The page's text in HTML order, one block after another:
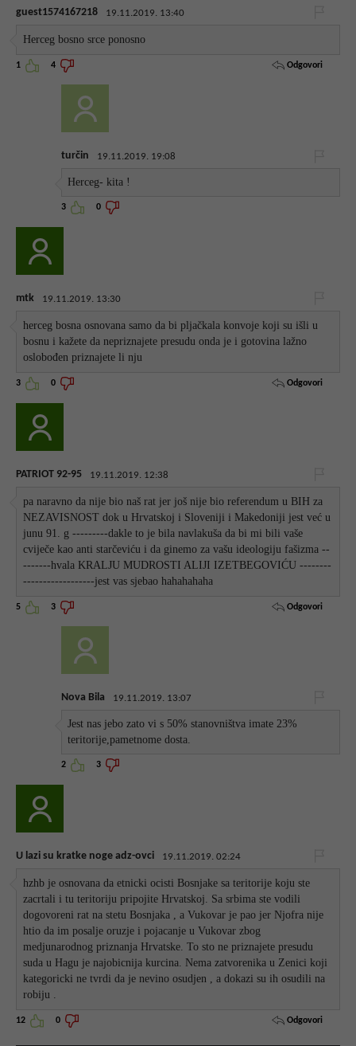
guest1574167218 19.11.2019. 13:40
Herceg bosno srce ponosno
1 4 Odgovori
turčin 19.11.2019. 19:08
Herceg- kita !
3 0
mtk 19.11.2019. 13:30
herceg bosna osnovana samo da bi pljačkala konvoje koji su išli u
bosnu i kažete da nepriznajete presudu onda je i gotovina lažno
oslobođen priznajete li nju
3 0 Odgovori
PATRIOT 92-95 19.11.2019. 12:38
pa naravno da nije bio naš rat jer još nije bio referendum u BIH za
NEZAVISNOST dok u Hrvatskoj i Sloveniji i Makedoniji jest već u
junu 91. g ---------dakle to je bila navlakuša da bi mi bili vaše
cviječe kao anti starčeviću i da ginemo za vašu ideologiju fašizma --
-------hvala KRALJU MUDROSTI ALIJI IZETBEGOVIĆU --------
------------------jest vas sjebao hahahahaha
5 3 Odgovori
Nova Bila 19.11.2019. 13:07
Jest nas jebo zato vi s 50% stanovništva imate 23%
teritorije,pametnome dosta.
2 3
U lazi su kratke noge adz-ovci 19.11.2019. 02:24
hzhb je osnovana da etnicki ocisti Bosnjake sa teritorije koju ste
zacrtali i tu teritoriju pripojite Hrvatskoj. Sa srbima ste vodili
dogovoreni rat na stetu Bosnjaka , a Vukovar je pao jer Njofra nije
htio da im posalje oruzje i pojacanje u Vukovar zbog
medjunarodnog priznanja Hrvatske. To sto ne priznajete presudu
suda u Hagu je najobicnija kurcina. Nema zatvorenika u Zenici koji
kategoricki ne tvrdi da je nevino osudjen , a dokazi su ih osudili na
robiju .
12 0 Odgovori